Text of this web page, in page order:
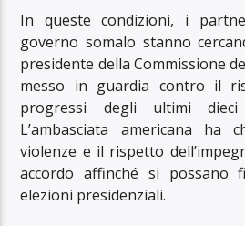
In queste condizioni, i
governo somalo stanno
presidente della Commissione
messo in guardia contro il
progressi degli ultimi
L’ambasciata americana ha
violenze e il rispetto
accordo affinché si possano
elezioni presidenziali.